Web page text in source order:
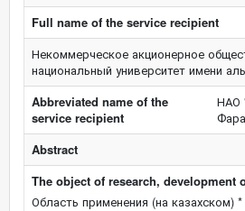
Full name of the service recipient
Некоммерческое акционерное
национальный университет имени
Abbreviated name of the
service recipient
НАО
Abstract
The object of research, development
Область применения (на казахском) *